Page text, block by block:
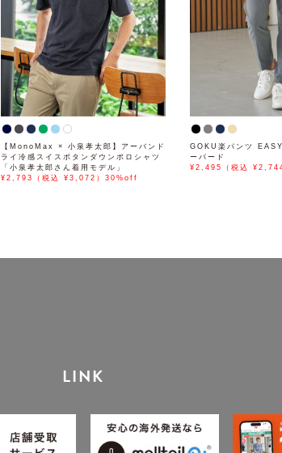
【MonoMax × 小泉孝太郎】アーバンド
ライ冷感スイスボタンダウンポロシャツ
「小泉孝太郎さん着用モデル」
¥2,793（税込 ¥3,072）30%off
GOKU楽パンツ
ーパード
¥2,495（税込
LINK